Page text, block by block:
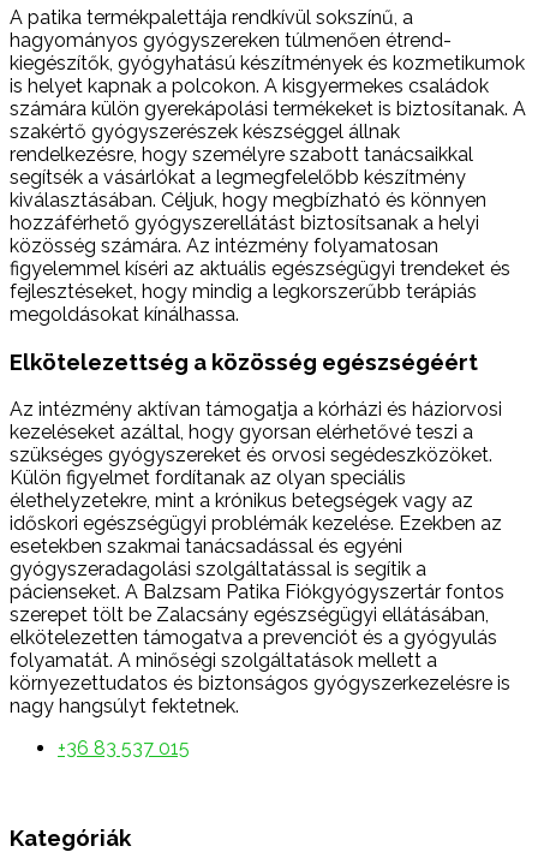
A patika termékpalettája rendkívül sokszínű, a
hagyományos gyógyszereken túlmenően étrend-
kiegészítők, gyógyhatású készítmények és kozmetikumok
is helyet kapnak a polcokon. A kisgyermekes családok
számára külön gyerekápolási termékeket is biztosítanak. A
szakértő gyógyszerészek készséggel állnak
rendelkezésre, hogy személyre szabott tanácsaikkal
segítsék a vásárlókat a legmegfelelőbb készítmény
kiválasztásában. Céljuk, hogy megbízható és könnyen
hozzáférhető gyógyszerellátást biztosítsanak a helyi
közösség számára. Az intézmény folyamatosan
figyelemmel kíséri az aktuális egészségügyi trendeket és
fejlesztéseket, hogy mindig a legkorszerűbb terápiás
megoldásokat kínálhassa.
Elkötelezettség a közösség egészségéért
Az intézmény aktívan támogatja a kórházi és háziorvosi
kezeléseket azáltal, hogy gyorsan elérhetővé teszi a
szükséges gyógyszereket és orvosi segédeszközöket.
Külön figyelmet fordítanak az olyan speciális
élethelyzetekre, mint a krónikus betegségek vagy az
időskori egészségügyi problémák kezelése. Ezekben az
esetekben szakmai tanácsadással és egyéni
gyógyszeradagolási szolgáltatással is segítik a
pácienseket. A Balzsam Patika Fiókgyógyszertár fontos
szerepet tölt be Zalacsány egészségügyi ellátásában,
elkötelezetten támogatva a prevenciót és a gyógyulás
folyamatát. A minőségi szolgáltatások mellett a
környezettudatos és biztonságos gyógyszerkezelésre is
nagy hangsúlyt fektetnek.
+36 83 537 015
Kategóriák